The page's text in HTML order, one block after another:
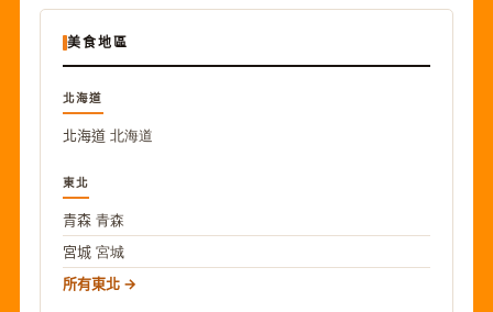
美食地區
北海道
北海道 北海道
東北
青森 青森
宮城 宮城
所有東北